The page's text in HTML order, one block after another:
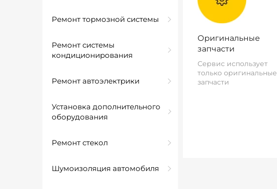
Ремонт тормозной системы
Ремонт системы
кондиционирования
Ремонт автоэлектрики
Установка дополнительного
оборудования
Ремонт стекол
Шумоизоляция автомобиля
Оригинальные
запчасти
Сервис использует
только оригинальные
запчасти